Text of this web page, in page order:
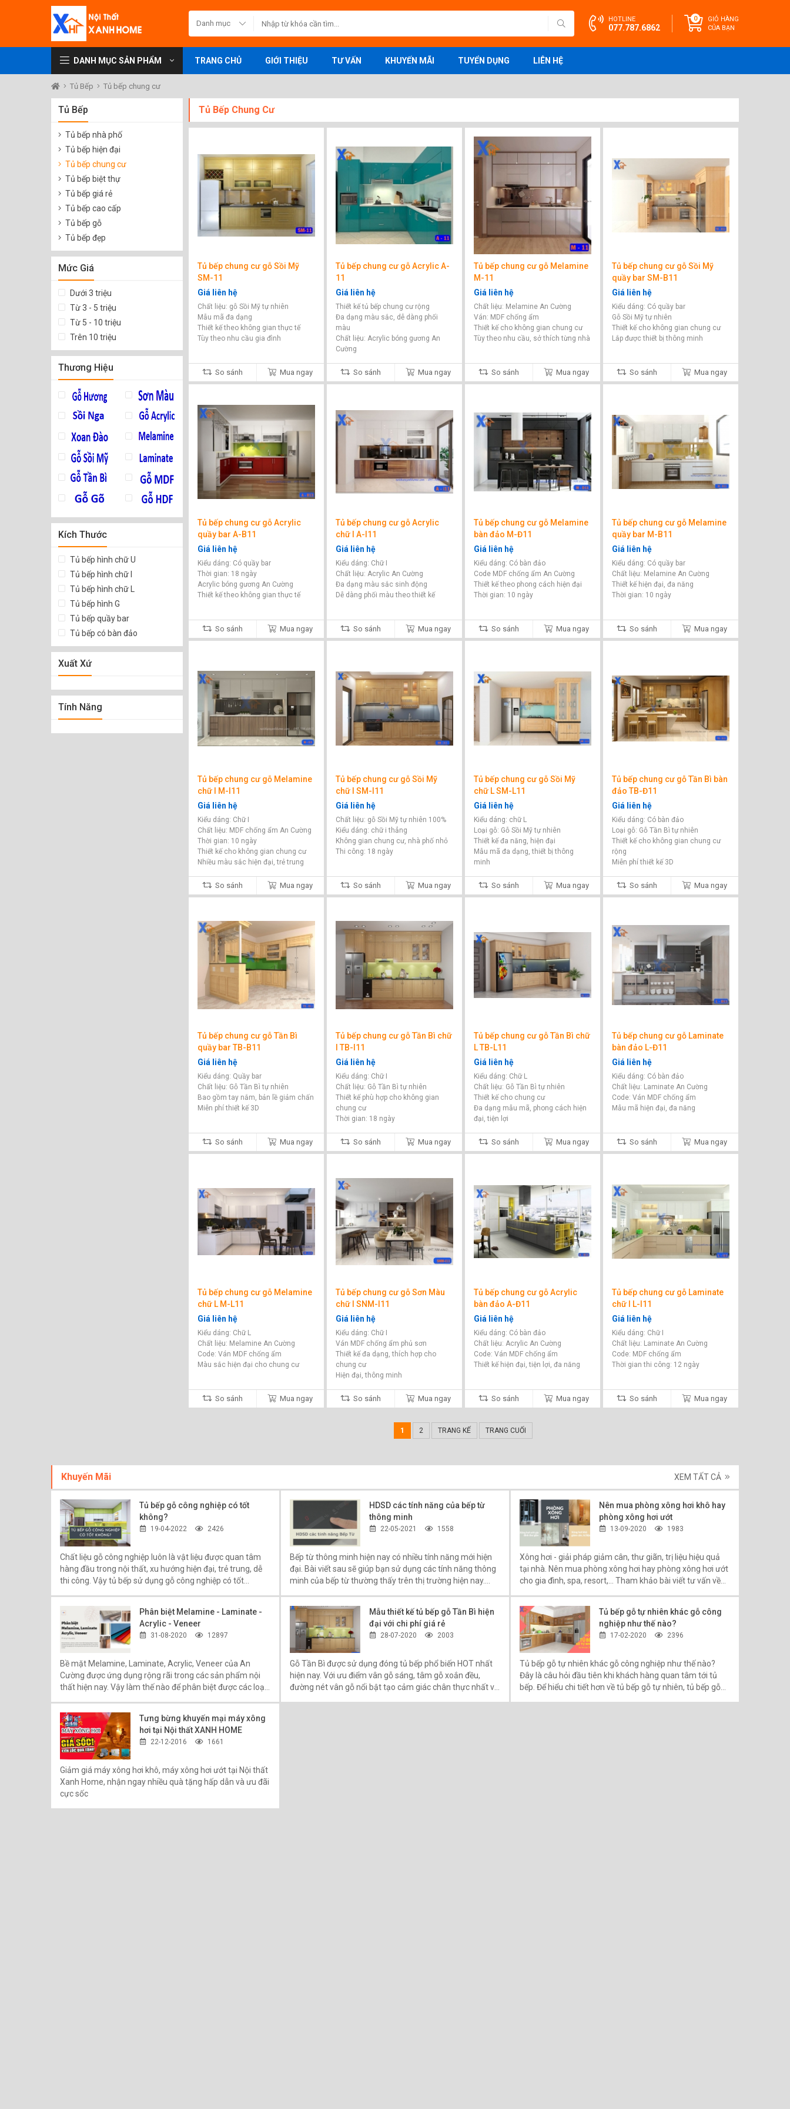
HOTLINE
077.787.6862
0
GIỎ HÀNG
CỦA BẠN
TRANG CHỦ GIỚI THIỆU TƯ VẤN KHUYẾN MÃI TUYỂN DỤNG LIÊN HỆ
DANH MỤC SẢN PHẨM
Tủ Bếp Tủ bếp chung cư
Tủ Bếp
Tủ bếp nhà phố
Tủ bếp hiện đại
Tủ bếp chung cư
Tủ bếp biệt thự
Tủ bếp giá rẻ
Tủ bếp cao cấp
Tủ bếp gỗ
Tủ bếp đẹp
Mức Giá
Dưới 3 triệu
Từ 3 - 5 triệu
Từ 5 - 10 triệu
Trên 10 triệu
Thương Hiệu
Kích Thước
Tủ bếp hình chữ U
Tủ bếp hình chữ I
Tủ bếp hình chữ L
Tủ bếp hình G
Tủ bếp quầy bar
Tủ bếp có bàn đảo
Xuất Xứ
Tính Năng
Tủ Bếp Chung Cư
Tủ bếp chung cư gỗ Sồi Mỹ
SM-11
Giá liên hệ
Chất liệu: gỗ Sồi Mỹ tự nhiên
Mẫu mã đa dạng
Thiết kế theo không gian thực tế
Tùy theo nhu cầu gia đình
So sánh Mua ngay
Tủ bếp chung cư gỗ Acrylic A-
11
Giá liên hệ
Thiết kế tủ bếp chung cư rộng
Đa dạng màu sắc, dễ dàng phối
màu
Chất liệu: Acrylic bóng gương An
Cường
So sánh Mua ngay
Tủ bếp chung cư gỗ Melamine
M-11
Giá liên hệ
Chất liệu: Melamine An Cường
Ván: MDF chống ẩm
Thiết kế cho không gian chung cư
Tùy theo nhu cầu, sở thích từng nhà
So sánh Mua ngay
Tủ bếp chung cư gỗ Sồi Mỹ
quầy bar SM-B11
Giá liên hệ
Kiểu dáng: Có quầy bar
Gỗ Sồi Mỹ tự nhiên
Thiết kế cho không gian chung cư
Lắp được thiết bị thông minh
So sánh Mua ngay
Tủ bếp chung cư gỗ Acrylic
quầy bar A-B11
Giá liên hệ
Kiểu dáng: Có quầy bar
Thời gian: 18 ngày
Acrylic bóng gương An Cường
Thiết kế theo không gian thực tế
So sánh Mua ngay
Tủ bếp chung cư gỗ Acrylic
chữ I A-I11
Giá liên hệ
Kiểu dáng: Chữ I
Chất liệu: Acrylic An Cường
Đa dạng màu sắc sinh động
Dễ dàng phối màu theo thiết kế
So sánh Mua ngay
Tủ bếp chung cư gỗ Melamine
bàn đảo M-Đ11
Giá liên hệ
Kiểu dáng: Có bàn đảo
Code MDF chống ẩm An Cường
Thiết kế theo phong cách hiện đại
Thời gian: 10 ngày
So sánh Mua ngay
Tủ bếp chung cư gỗ Melamine
quầy bar M-B11
Giá liên hệ
Kiểu dáng: Có quầy bar
Chất liệu: Melamine An Cường
Thiết kế hiện đại, đa năng
Thời gian: 10 ngày
So sánh Mua ngay
Tủ bếp chung cư gỗ Melamine
chữ I M-I11
Giá liên hệ
Kiểu dáng: Chữ I
Chất liệu: MDF chống ẩm An Cường
Thời gian: 10 ngày
Thiết kế cho không gian chung cư
Nhiều màu sắc hiện đại, trẻ trung
So sánh Mua ngay
Tủ bếp chung cư gỗ Sồi Mỹ
chữ I SM-I11
Giá liên hệ
Chất liệu: gỗ Sồi Mỹ tự nhiên 100%
Kiểu dáng: chữ i thẳng
Không gian chung cư, nhà phố nhỏ
Thi công: 18 ngày
So sánh Mua ngay
Tủ bếp chung cư gỗ Sồi Mỹ
chữ L SM-L11
Giá liên hệ
Kiểu dáng: chữ L
Loại gỗ: Gỗ Sồi Mỹ tự nhiên
Thiết kế đa năng, hiện đại
Mẫu mã đa dạng, thiết bị thông
minh
So sánh Mua ngay
Tủ bếp chung cư gỗ Tần Bì bàn
đảo TB-Đ11
Giá liên hệ
Kiểu dáng: Có bàn đảo
Loại gỗ: Gỗ Tần Bì tự nhiên
Thiết kế cho không gian chung cư
rộng
Miễn phí thiết kế 3D
So sánh Mua ngay
Tủ bếp chung cư gỗ Tần Bì
quầy bar TB-B11
Giá liên hệ
Kiểu dáng: Quầy bar
Chất liệu: Gỗ Tần Bì tự nhiên
Bao gồm tay nắm, bản lề giảm chấn
Miễn phí thiết kế 3D
So sánh Mua ngay
Tủ bếp chung cư gỗ Tần Bì chữ
I TB-I11
Giá liên hệ
Kiểu dáng: Chữ I
Chất liệu: Gỗ Tần Bì tự nhiên
Thiết kế phù hợp cho không gian
chung cư
Thời gian: 18 ngày
So sánh Mua ngay
Tủ bếp chung cư gỗ Tần Bì chữ
L TB-L11
Giá liên hệ
Kiểu dáng: Chữ L
Chất liệu: Gỗ Tần Bì tự nhiên
Thiết kế cho chung cư
Đa dạng mẫu mã, phong cách hiện
đại, tiện lợi
So sánh Mua ngay
Tủ bếp chung cư gỗ Laminate
bàn đảo L-Đ11
Giá liên hệ
Kiểu dáng: Có bàn đảo
Chất liệu: Laminate An Cường
Code: Ván MDF chống ẩm
Mẫu mã hiện đại, đa năng
So sánh Mua ngay
Tủ bếp chung cư gỗ Melamine
chữ L M-L11
Giá liên hệ
Kiểu dáng: Chữ L
Chất liệu: Melamine An Cường
Code: Ván MDF chống ẩm
Màu sắc hiện đại cho chung cư
So sánh Mua ngay
Tủ bếp chung cư gỗ Sơn Màu
chữ I SNM-I11
Giá liên hệ
Kiểu dáng: Chữ I
Ván MDF chống ẩm phủ sơn
Thiết kế đa dạng, thích hợp cho
chung cư
Hiện đại, thông minh
So sánh Mua ngay
Tủ bếp chung cư gỗ Acrylic
bàn đảo A-Đ11
Giá liên hệ
Kiểu dáng: Có bàn đảo
Chất liệu: Acrylic An Cường
Code: Ván MDF chống ẩm
Thiết kế hiện đại, tiện lợi, đa năng
So sánh Mua ngay
Tủ bếp chung cư gỗ Laminate
chữ I L-I11
Giá liên hệ
Kiểu dáng: Chữ I
Chất liệu: Laminate An Cường
Code: MDF chống ẩm
Thời gian thi công: 12 ngày
So sánh Mua ngay
1 2 TRANG KẾ TRANG CUỐI
Khuyến Mãi XEM TẤT CẢ
Tủ bếp gỗ công nghiệp có tốt
không?
19-04-2022 2426
Chất liệu gỗ công nghiệp luôn là vật liệu được quan tâm
hàng đầu trong nội thất, xu hướng hiện đại, trẻ trung, dễ
thi công. Vậy tủ bếp sử dụng gỗ công nghiệp có tốt
HDSD các tính năng của bếp từ
thông minh
22-05-2021 1558
Bếp từ thông minh hiện nay có nhiều tính năng mới hiện
đại. Bài viết sau sẽ giúp bạn sử dụng các tính năng thông
minh của bếp từ thường thấy trên thị trường hiện nay.
Nên mua phòng xông hơi khô hay
phòng xông hơi ướt
13-09-2020 1983
Xông hơi - giải pháp giảm cân, thư giãn, trị liệu hiệu quả
tại nhà. Nên mua phòng xông hơi hay phòng xông hơi ướt
cho gia đình, spa, resort,... Tham khảo bài viết tư vấn về
Phân biệt Melamine - Laminate -
Acrylic - Veneer
31-08-2020 12897
Bề mặt Melamine, Laminate, Acrylic, Veneer của An
Cường được ứng dụng rộng rãi trong các sản phẩm nội
thất hiện nay. Vậy làm thế nào để phân biệt được các loại
Xanh Home tìm hiểu tại bài viết sau đây:
Mẫu thiết kế tủ bếp gỗ Tần Bì hiện
đại với chi phí giá rẻ
28-07-2020 2003
Gỗ Tần Bì được sử dụng đóng tủ bếp phổ biến HOT nhất
hiện nay. Với ưu điểm vân gỗ sáng, tâm gỗ xoắn đều,
đường nét vân gỗ nổi bật tạo cảm giác chân thực nhất về
Tủ bếp gỗ tự nhiên khác gỗ công
nghiệp như thế nào?
17-02-2020 2396
Tủ bếp gỗ tự nhiên khác gỗ công nghiệp như thế nào?
Đây là câu hỏi đầu tiên khi khách hàng quan tâm tới tủ
bếp. Để hiểu chi tiết hơn về tủ bếp gỗ tự nhiên, tủ bếp gỗ
Tưng bừng khuyến mại máy xông
hơi tại Nội thất XANH HOME
22-12-2016 1661
Giảm giá máy xông hơi khô, máy xông hơi ướt tại Nội thất
Xanh Home, nhận ngay nhiều quà tặng hấp dẫn và ưu đãi
cực sốc